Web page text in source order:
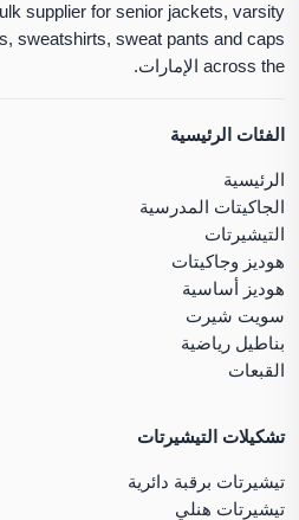
supplier for senior jackets, varsity
sweatshirts, sweat pants and caps
across the الإمارات.
الفئات الرئيسية
الرئيسية
الجاكيتات المدرسية
التيشيرتات
هوديز وجاكيتات
هوديز أساسية
سويت شيرت
بناطيل رياضية
القبعات
تشكيلات التيشيرتات
تيشيرتات برقبة دائرية
تيشيرتات هنلي